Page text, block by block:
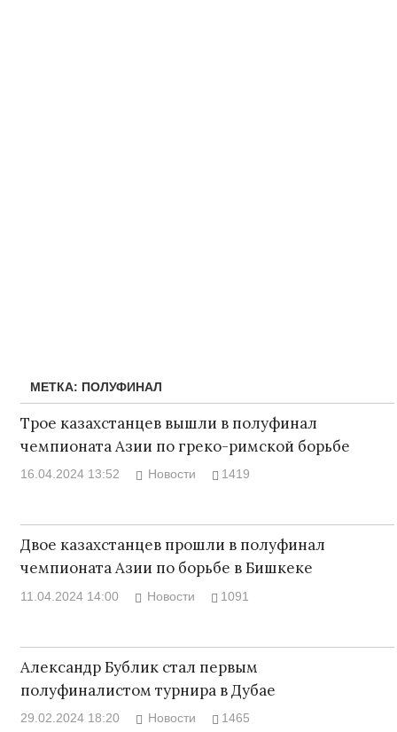
МЕТКА: ПОЛУФИНАЛ
Трое казахстанцев вышли в полуфинал
чемпионата Азии по греко-римской борьбе
16.04.2024 13:52 Новости 1419
Двое казахстанцев прошли в полуфинал
чемпионата Азии по борьбе в Бишкеке
11.04.2024 14:00 Новости 1091
Александр Бублик стал первым
полуфиналистом турнира в Дубае
29.02.2024 18:20 Новости 1465